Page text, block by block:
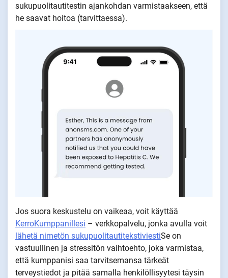
sukupuolitautitestin ajankohdan varmistaakseen, että
he saavat hoitoa (tarvittaessa).
Jos suora keskustelu on vaikeaa, voit käyttää
KerroKumppanillesi – verkkopalvelu, jonka avulla voit
lähetä nimetön sukupuolitautitekstiviestiSe on
vastuullinen ja stressitön vaihtoehto, joka varmistaa,
että kumppanisi saa tarvitsemansa tärkeät
terveystiedot ja pitää samalla henkilöllisyytesi täysin